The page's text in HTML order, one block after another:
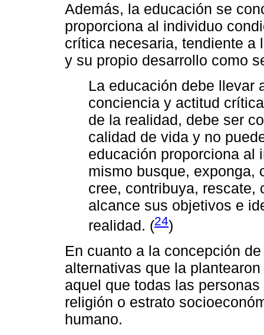
Además, la educación se
proporciona al individuo
crítica necesaria, tendiente a
y su propio desarrollo como
La educación debe llevar
conciencia y actitud
de la realidad, debe ser
calidad de vida y no
educación proporciona al
mismo busque, exponga,
cree, contribuya, rescate,
alcance sus objetivos e
realidad. (24)
En cuanto a la concepción
alternativas que la
aquel que todas las
religión o estrato
humano.